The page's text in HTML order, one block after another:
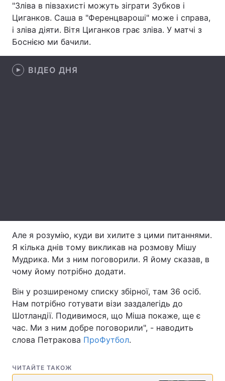
Регіони
Лонгріди
Відео з Youtube
Тема оформлення
"Зліва в півзахисті можуть зіграти Зубков і
Циганков. Саша в "Ференцвароші" може і справа,
і зліва діяти. Вітя Циганков грає зліва. У матчі з
Боснією ми бачили.
ВІДЕО ДНЯ
Але я розумію, куди ви хилите з цими питаннями.
Я кілька днів тому викликав на розмову Мішу
Мудрика. Ми з ним поговорили. Я йому сказав, в
чому йому потрібно додати.
Він у розширеному списку збірної, там 36 осіб.
Нам потрібно готувати візи заздалегідь до
Шотландії. Подивимося, що Міша покаже, ще є
час. Ми з ним добре поговорили", - наводить
слова Петракова ПроФутбол.
ЧИТАЙТЕ ТАКОЖ